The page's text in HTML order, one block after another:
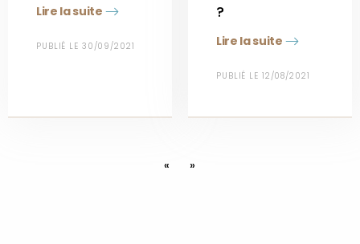
Lire la suite
PUBLIÉ LE 30/09/2021
?
Lire la suite
PUBLIÉ LE 12/08/2021
« »